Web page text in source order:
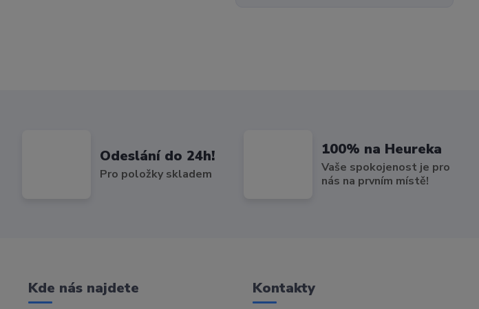
Odeslání do 24h!
Pro položky skladem
100% na Heureka
Vaše spokojenost je pro
nás na prvním místě!
Kde nás najdete Kontakty